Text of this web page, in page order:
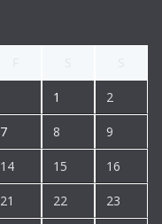
1 2
7 8 9
14 15 16
21 22 23